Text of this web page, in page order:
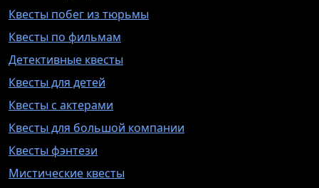
Квесты побег из тюрьмы
Квесты по фильмам
Детективные квесты
Квесты для детей
Квесты с актерами
Квесты для большой компании
Квесты фэнтези
Мистические квесты